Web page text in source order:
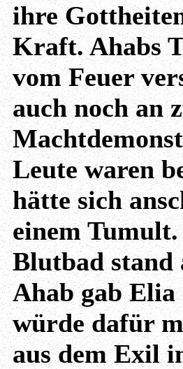
ihre
Kraft. Ahabs
vom Feuer
auch noch an
Leute waren
hätte sich
einem
Blutbad stand
Ahab gab Elia
würde dafür
aus dem Exil